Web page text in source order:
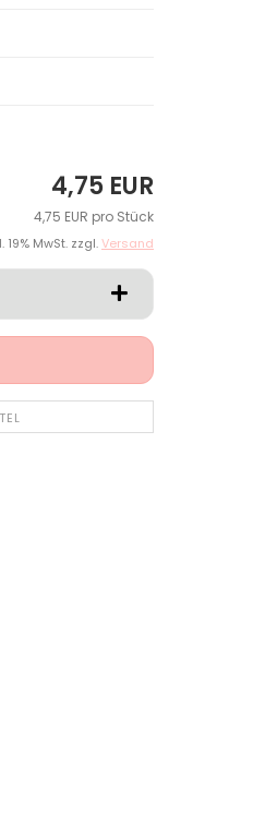
4,75 EUR
4,75 EUR pro Stück
19% MwSt. zzgl.Versand